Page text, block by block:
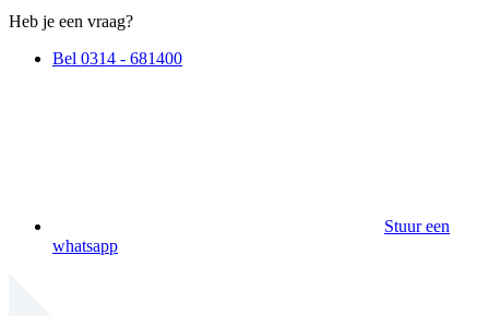
Heb je een vraag?
Bel 0314 - 681400
Stuur een
whatsapp